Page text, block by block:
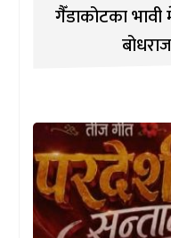
गैँडाकोटका भावी